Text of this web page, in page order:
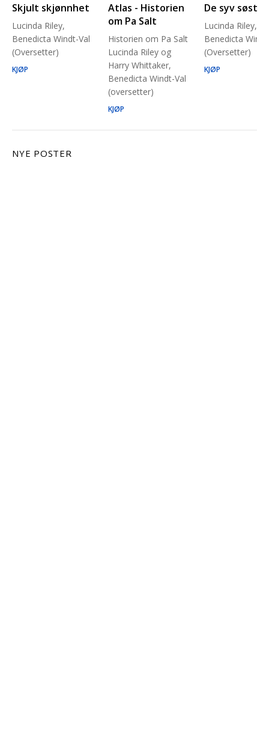
Skjult skjønnhet
Lucinda Riley,
Benedicta Windt-Val
(Oversetter)
KJØP
Atlas - Historien
om Pa Salt
Historien om Pa Salt
Lucinda Riley og
Harry Whittaker,
Benedicta Windt-Val
(oversetter)
KJØP
De syv søstre
Lucinda Riley,
Benedicta
(Oversetter)
KJØP
NYE POSTER